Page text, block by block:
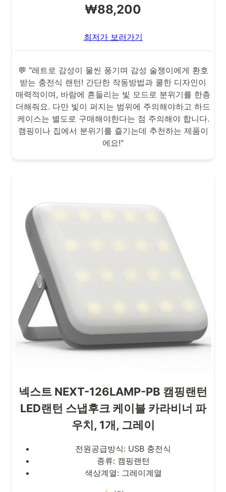
₩88,200
최저가 보러가기
💬 "레트로 감성이 물씬 풍기며 감성 술쟁이에게 환호
받는 충전식 랜턴! 간단한 작동방법과 쿨한 디자인이
매력적이며, 바람에 흔들리는 빛 모드로 분위기를 한층
더해줘요. 다만 빛이 퍼지는 범위에 주의해야하고 하드
케이스는 별도로 구매해야한다는 점 주의해야 합니다.
캠핑이나 집에서 분위기를 즐기는데 추천하는 제품이
에요!"
넥스트 NEXT-126LAMP-PB 캠핑랜턴
LED랜턴 스냅후크 케이블 카라비너 파
우치, 1개, 그레이
전원공급방식: USB 충전식
종류: 캠핑랜턴
색상계열: 그레이계열